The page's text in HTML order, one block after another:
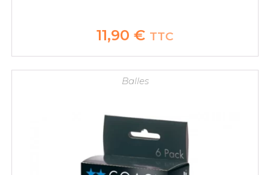
11,90 € TTC
Balles